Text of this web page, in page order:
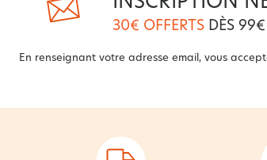
30€ OFFERTS DÈS
En renseignant votre adresse email, vous